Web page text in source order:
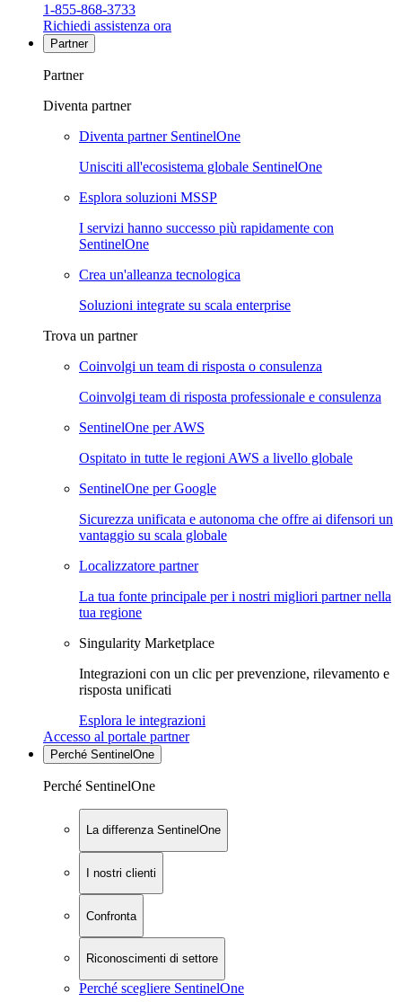
1-855-868-3733
Richiedi assistenza ora
Partner
Partner
Diventa partner
Diventa partner SentinelOne
Unisciti all'ecosistema globale SentinelOne
Esplora soluzioni MSSP
I servizi hanno successo più rapidamente con
SentinelOne
Crea un'alleanza tecnologica
Soluzioni integrate su scala enterprise
Trova un partner
Coinvolgi un team di risposta o consulenza
Coinvolgi team di risposta professionale e consulenza
SentinelOne per AWS
Ospitato in tutte le regioni AWS a livello globale
SentinelOne per Google
Sicurezza unificata e autonoma che offre ai difensori un
vantaggio su scala globale
Localizzatore partner
La tua fonte principale per i nostri migliori partner nella
tua regione
Singularity Marketplace
Integrazioni con un clic per prevenzione, rilevamento e
risposta unificati
Esplora le integrazioni
Accesso al portale partner
Perché SentinelOne
Perché SentinelOne
La differenza SentinelOne
I nostri clienti
Confronta
Riconoscimenti di settore
Perché scegliere SentinelOne